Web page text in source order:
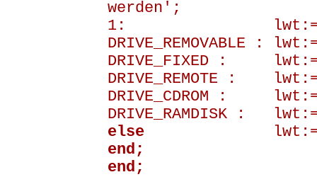
werden';
1:
DRIVE_REMOVABLE :
DRIVE_FIXED :
DRIVE_REMOTE :
DRIVE_CDROM :
DRIVE_RAMDISK :
else
end;
end;